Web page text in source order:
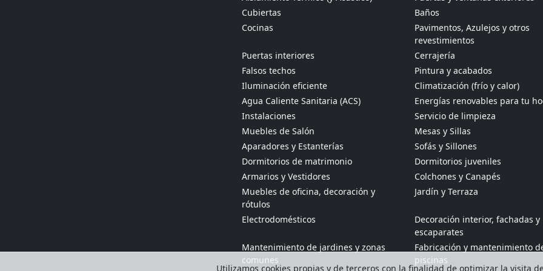
Utilizamos cookies propias y de terceros con la finalidad de optimizar la visita
Cubiertas
Baños
Cocinas
Pavimentos, Azulejos y otros
revestimientos
Puertas interiores
Cerrajería
Falsos techos
Pintura y acabados
Iluminación eficiente
Climatización (frío y calor)
Agua Caliente Sanitaria (ACS)
Energías renovables para tu
Instalaciones
Servicio de limpieza
Muebles de Salón
Mesas y Sillas
Aparadores y Estanterías
Sofás y Sillones
Dormitorios de matrimonio
Dormitorios juveniles
Armarios y Vestidores
Colchones y Canapés
Muebles de oficina, decoración y
rótulos
Jardín y Terraza
Electrodomésticos
Decoración interior, fachadas y
escaparates
Mantenimiento de jardines y zonas
comunes
Fabricación y mantenimiento
piscinas